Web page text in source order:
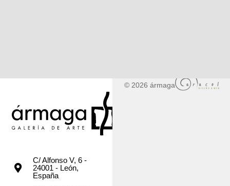
C/ Alfonso V, 6 -
24001 - León,
España
© 2026 ármaga